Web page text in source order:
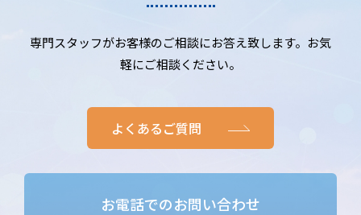
専門スタッフがお客様のご相談にお答え致します。お気
軽にご相談ください。
よくあるご質問
お電話でのお問い合わせ